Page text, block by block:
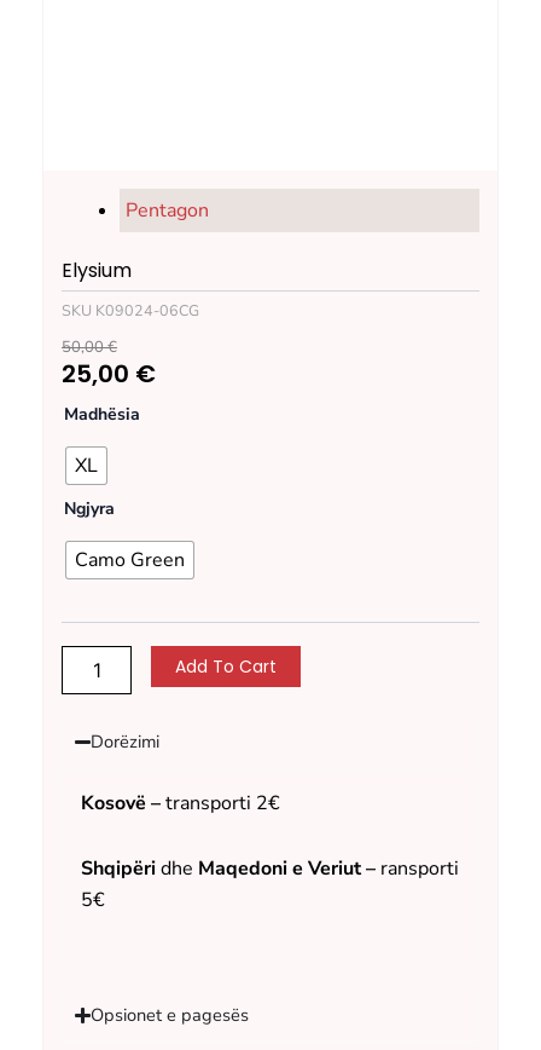
Pentagon
Elysium
SKU K09024-06CG
50,00€
Original
price
was:
50,00 €.
25,00 €
Current
price
is:
25,00 €.
Madhësia
XL
Ngjyra
Camo Green
Elysium
quantity
Add To Cart
Dorëzimi
Kosovë –transporti 2€
Shqipëridhe Maqedoni e Veriut – ransporti
5€
Opsionet e pagesës